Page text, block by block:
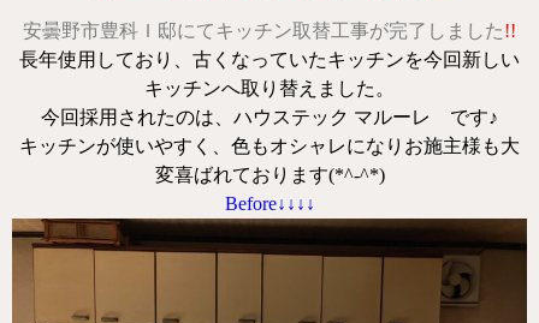
安曇野市豊科Ｉ邸にてキッチン取替工事が完了しました!!
長年使用しており、古くなっていたキッチンを今回新しい
キッチンへ取り替えました。
今回採用されたのは、ハウステック マルーレ です♪
キッチンが使いやすく、色もオシャレになりお施主様も大
変喜ばれております(*^-^*)
Before↓↓↓↓